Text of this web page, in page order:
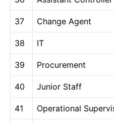
37 Change Agent
38 IT
39 Procurement
40 Junior Staff
41 Operational